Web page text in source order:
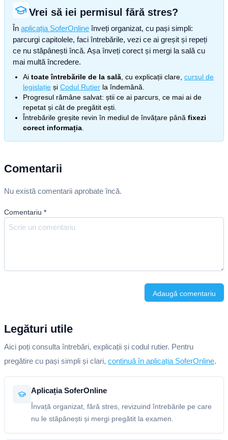
Vrei să iei permisul fără stres?
În aplicația SoferOnline înveți organizat, cu pași simpli:
parcurgi capitolele, faci întrebările, vezi ce ai greșit și repeți
ce nu stăpânești încă. Așa înveți corect și mergi la sală cu
mai multă încredere.
Ai toate întrebările de la sală , cu explicații clare, cursul de
legislație și Codul Rutier la îndemână.
Progresul rămâne salvat: știi ce ai parcurs, ce mai ai de
repetat și cât de pregătit ești.
Întrebările greșite revin în mediul de învățare până fixezi
corect informația
Comentarii
Nu există comentarii aprobate încă.
Comentariu *
Adaugă comentariu
Legături utile
Aici poți consulta întrebări, explicații și codul rutier. Pentru
pregătire cu pași simpli și clari, continuă în aplicația SoferOnline.
Aplicația SoferOnline
Învață organizat, fără stres, revizuind întrebările pe care
nu le stăpânești și mergi pregătit la examen.